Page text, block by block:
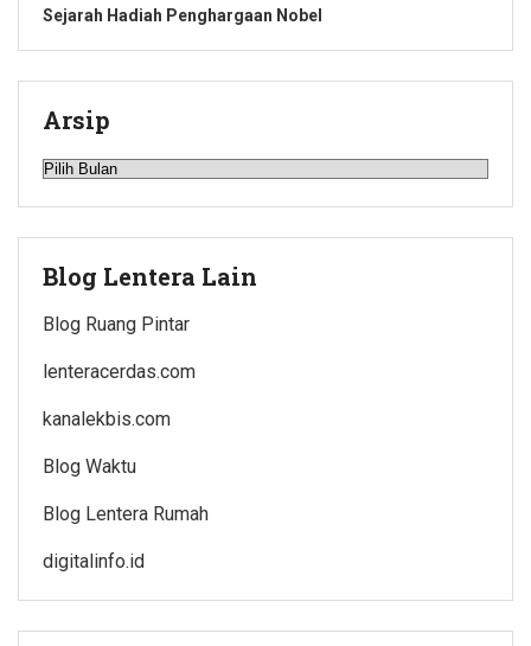
Sejarah Hadiah Penghargaan Nobel
Arsip
Arsip
Blog Lentera Lain
Blog Ruang Pintar
lenteracerdas.com
kanalekbis.com
Blog Waktu
Blog Lentera Rumah
digitalinfo.id